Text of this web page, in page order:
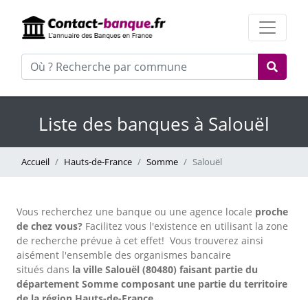
Liste des banques à Salouël
Accueil Hauts-de-France Somme Salouël
Vous recherchez une banque ou une agence locale proche
de chez vous? Facilitez vous l'existence en utilisant la zone
de recherche prévue à cet effet! Vous trouverez ainsi
aisément l'ensemble des organismes bancaire
situés dans la ville Salouël (80480) faisant partie du
département Somme composant une partie du territoire